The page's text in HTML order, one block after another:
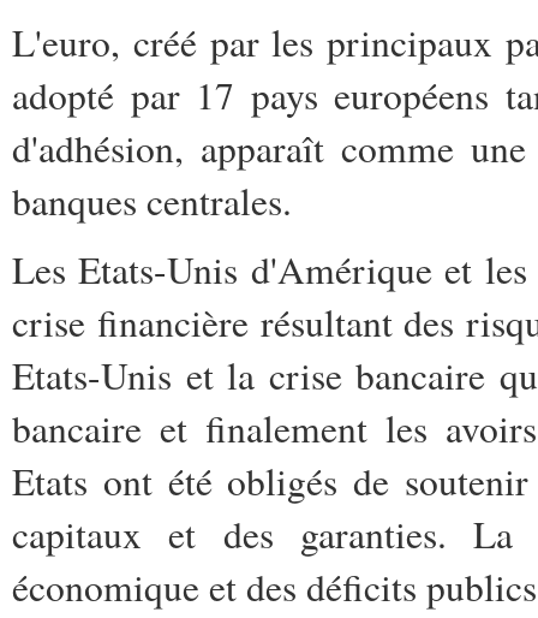
L'euro, créé par les principaux
adopté par 17 pays européens
d'adhésion, apparaît comme
banques centrales.
Les Etats-Unis d'Amérique et
crise financière résultant des
Etats-Unis et la crise bancaire
bancaire et finalement les
Etats ont été obligés de
capitaux et des garanties.
économique et des déficits